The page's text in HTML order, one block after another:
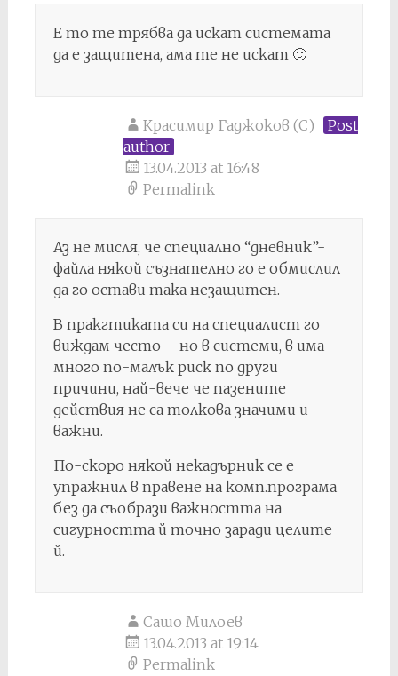
Е то те трябва да искат системата
да е защитена, ама те не искат 🙂
Красимир Гаджоков (C)
Post
author
13.04.2013 at 16:48
Permalink
Аз не мисля, че специално “дневник”-
файла някой съзнателно го е обмислил
да го остави така незащитен.
В пракгтиката си на специалист го
виждам често – но в системи, в има
много по-малък риск по други
причини, най-вече че пазените
действия не са толкова значими и
важни.
По-скоро някой некадърник се е
упражнил в правене на комп.програма
без да съобрази важността на
сигурността й точно заради целите
й.
Сашо Милоев
13.04.2013 at 19:14
Permalink